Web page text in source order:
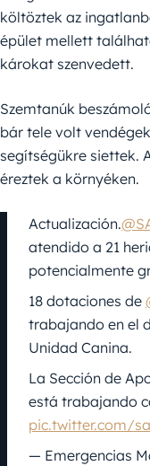
költöztek az
épület mellett
károkat szenvedett.
Szemtanúk
bár tele volt
segítségükre siettek.
éreztek a környéken.
Actualización.
atendido a 21
potencialmente
18 dotaciones de
trabajando en el
Unidad Canina.
La Sección de
está trabajando
pic.twitter.com/
— Emergencias